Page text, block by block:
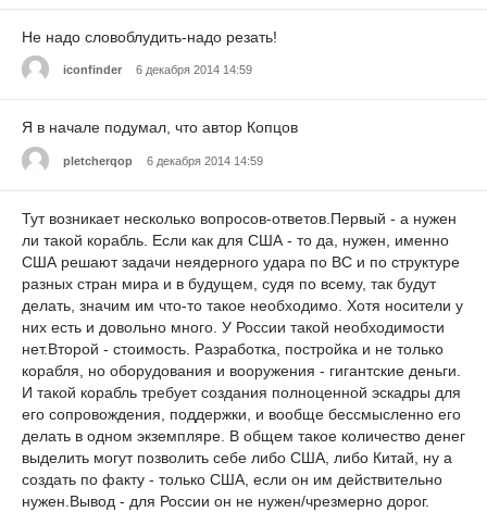
Не надо словоблудить-надо резать!
iconfinder 6 декабря 2014 14:59
Я в начале подумал, что автор Копцов
pletcherqop 6 декабря 2014 14:59
Тут возникает несколько вопросов-ответов.Первый - а нужен
ли такой корабль. Если как для США - то да, нужен, именно
США решают задачи неядерного удара по ВС и по структуре
разных стран мира и в будущем, судя по всему, так будут
делать, значим им что-то такое необходимо. Хотя носители у
них есть и довольно много. У России такой необходимости
нет.Второй - стоимость. Разработка, постройка и не только
корабля, но оборудования и вооружения - гигантские деньги.
И такой корабль требует создания полноценной эскадры для
его сопровождения, поддержки, и вообще бессмысленно его
делать в одном экземпляре. В общем такое количество денег
выделить могут позволить себе либо США, либо Китай, ну а
создать по факту - только США, если он им действительно
нужен.Вывод - для России он не нужен/чрезмерно дорог.